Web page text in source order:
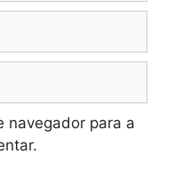
navegador para a